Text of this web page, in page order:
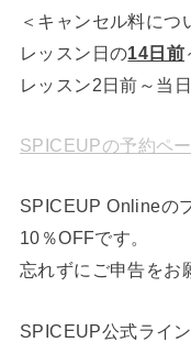
＜キャンセル料につ
レッスン日の14日前
レッスン2日前～当
SPICEUPの予約ペ
SPICEUP Onlineの
10％OFFです。
忘れずにご申告をお
SPICEUP公式ライン